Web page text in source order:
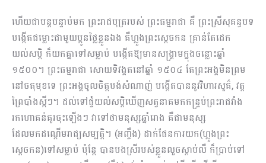
ហើយជាបន្តបន្ទាប់មក ព្រះរាជបុត្ររបស់ ព្រះធម្មរាជា គឺ ព្រះស្រីសុគន្ធបទ
បង្កើតជម្លោះជាមួយប្អូនថ្លៃខ្លួនឯង គឺហ្លួងព្រះស្តេចកន គ្រាន់តែដេក
យល់សប្តិ ក៏យកគ្នាទៅសម្លាប់ បង្កើតឱ្យមានសង្គ្រាមក្នុងចន្លោះឆ្នាំ
១៥០០។ ព្រះធម្មរាជា សោយទិវង្គតនៅឆ្នាំ ១៥០៤ តែព្រះអង្គមិនព្រម
នៅចតុមុខទេ ព្រះអង្គចូលចិត្តបង់សំណាញ់ បង្កើតបាននូវវិហារសួគ៌, វត្ត
ព្រៃបាំងស្អីៗ។ ដល់ទៅផ្ទំយល់សប្តិឃើញសត្វនាគមកកន្ទ្រប់ព្រះរាជវាំង
រកហោគន់គូរចុះឡើងៗ វាទៅថាមនុស្សឆ្នាំរោង គឺជាមនុស្ស
ដែលមកដណ្តើមរាជ្យសម្បត្តិ។ (អញ្ចឹង) ដាក់ផែនការយក(ហ្លួងព្រះ
ស្ដេចកន)ទៅសម្លាប់ ប៉ុន្តែ បានបងស្រីរបស់ខ្លួនលួចស្តាប់លឺ ក៏ប្រាប់ទៅ